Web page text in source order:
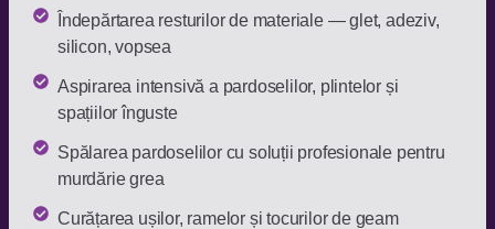
Îndepărtarea resturilor de materiale — glet, adeziv,
silicon, vopsea
Aspirarea intensivă a pardoselilor, plintelor și
spațiilor înguste
Spălarea pardoselilor cu soluții profesionale pentru
murdărie grea
Curățarea ușilor, ramelor și tocurilor de geam